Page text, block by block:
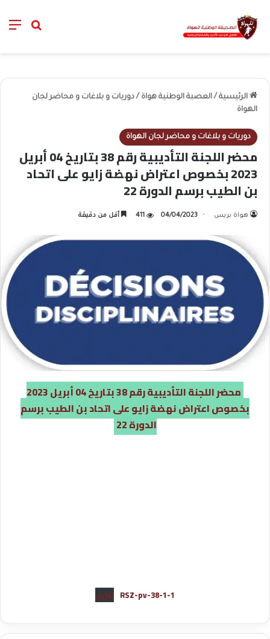
خانة
الرئيسية / العصبة الوطنية هواة / دوريات و بلاغات و محاضر لجان
الهواة
دوريات و بلاغات و محاضر لجان الهواة
محضر اللجنة التأديبية رقم 38 بتاريخ 04 أبريل
2023 بخصوص اعتراض نهضة زايو على اتحاد
بن الطيب برسم الدورة 22
هواة بريس 04/04/2023
411 أقل من دقيقة
محضر اللجنة التأديبية رقم 38 بتاريخ 04 أبريل 2023
بخصوص اعتراض نهضة زايو على اتحاد بن الطيب برسم
الدورة 22
RSZ-pv-38-1-1 تنزيل